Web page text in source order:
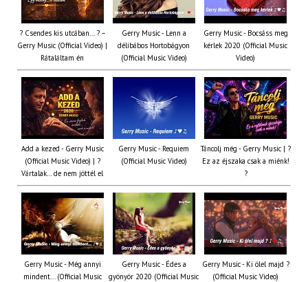
? Csendes kis utcában… ? –
Gerry Music (Official Video) |
Rátaláltam én
Gerry Music - Lenn a
délibábos Hortobágyon
(Official Music Video)
Gerry Music - Bocsáss meg
kérlek 2020 (Official Music
Video)
Add a kezed - Gerry Music
(Official Music Video) | ?
Vártalak… de nem jöttél el
Gerry Music - Requiem
(Official Music Video)
Táncolj még - Gerry Music | ?
Ez az éjszaka csak a miénk!
?
Gerry Music - Még annyi
mindent... (Official Music
Gerry Music - Édes a
gyönyör 2020 (Official Music
Gerry Music - Ki ölel majd ?
(Official Music Video)